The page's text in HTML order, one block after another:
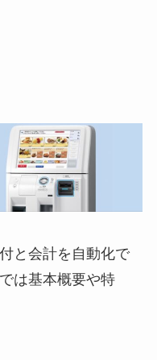
と会計を自動化で
は基本概要や特